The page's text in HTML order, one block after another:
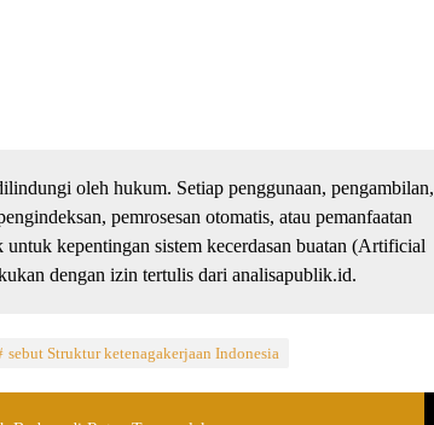
oleh hukum. Setiap penggunaan, pengambilan,
pemrosesan otomatis, atau pemanfaatan
kepentingan sistem kecerdasan buatan (Artificial
dengan izin tertulis dari analisapublik.id.
sebut Struktur ketenagakerjaan Indonesia